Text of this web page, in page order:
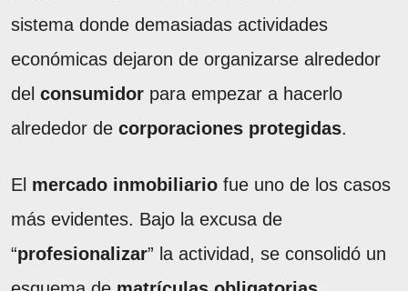
sistema donde demasiadas actividades
económicas dejaron de organizarse alrededor
del consumidor para empezar a hacerlo
alrededor de corporaciones protegidas.
El mercado inmobiliario fue uno de los casos
más evidentes. Bajo la excusa de
“profesionalizar” la actividad, se consolidó un